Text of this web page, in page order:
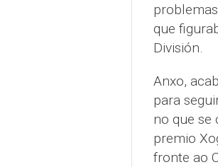
que
División.
Anxo,
para
no que se
premio
fronte ao